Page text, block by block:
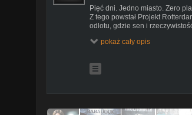
Pięć dni. Jedno miasto. Zero
Z tego powstał Projekt
odlotu, gdzie sen i
się szybciej niż nastrój po
Rock, trap, rap, drumnbass
żadnych kalkulacji, tylko czysta
pokaż cały opis